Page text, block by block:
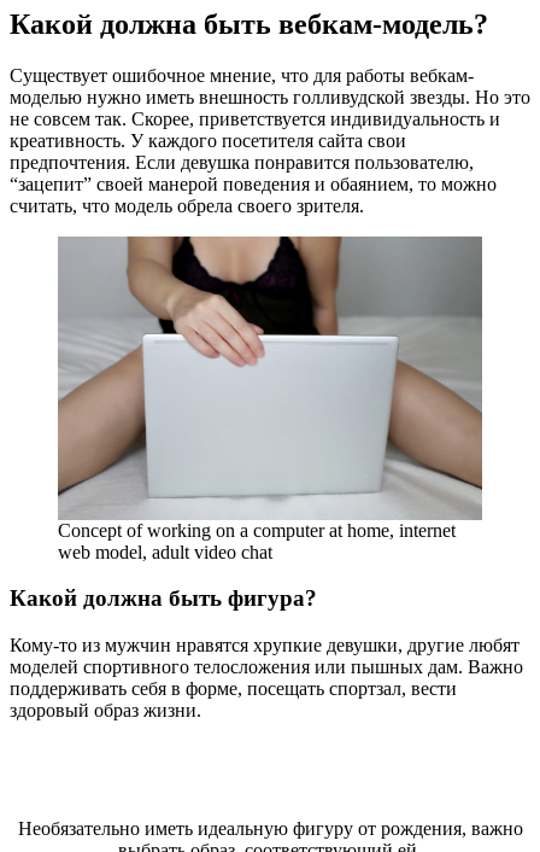
Какой должна быть вебкам-модель?
Существует ошибочное мнение, что для работы вебкам-
моделью нужно иметь внешность голливудской звезды. Но это
не совсем так. Скорее, приветствуется индивидуальность и
креативность. У каждого посетителя сайта свои
предпочтения. Если девушка понравится пользователю,
“зацепит” своей манерой поведения и обаянием, то можно
считать, что модель обрела своего зрителя.
Concept of working on a computer at home, internet
web model, adult video chat
Какой должна быть фигура?
Кому-то из мужчин нравятся хрупкие девушки, другие любят
моделей спортивного телосложения или пышных дам. Важно
поддерживать себя в форме, посещать спортзал, вести
здоровый образ жизни.
Необязательно иметь идеальную фигуру от рождения, важно